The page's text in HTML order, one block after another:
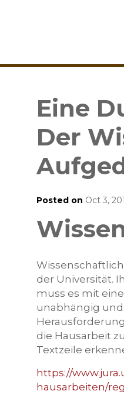
Eine
Der
Posted on Oct 3,
der Universität.
muss es mit
unabhängig
die Hausarbeit
Textzeile
https://
hausarbeiten/